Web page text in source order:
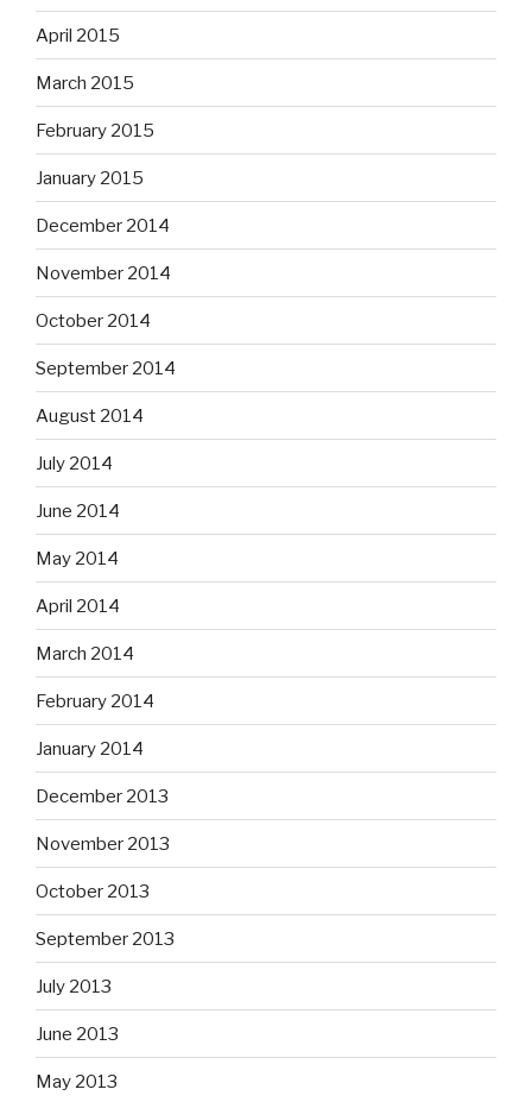
April 2015
March 2015
February 2015
January 2015
December 2014
November 2014
October 2014
September 2014
August 2014
July 2014
June 2014
May 2014
April 2014
March 2014
February 2014
January 2014
December 2013
November 2013
October 2013
September 2013
July 2013
June 2013
May 2013